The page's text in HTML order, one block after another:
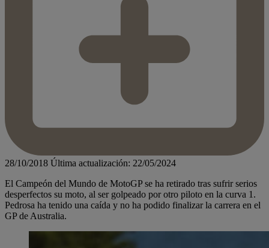
28/10/2018 Última actualización: 22/05/2024
El Campeón del Mundo de MotoGP se ha retirado tras sufrir serios
desperfectos su moto, al ser golpeado por otro piloto en la curva 1.
Pedrosa ha tenido una caída y no ha podido finalizar la carrera en el
GP de Australia.